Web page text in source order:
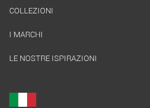
COLLEZIONI
I MARCHI
LE NOSTRE ISPIRAZIONI